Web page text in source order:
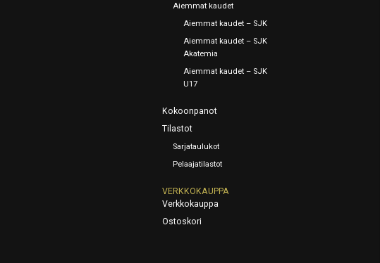
Aiemmat kaudet
Aiemmat kaudet – SJK
Aiemmat kaudet – SJK
Akatemia
Aiemmat kaudet – SJK
U17
Kokoonpanot
Tilastot
Sarjataulukot
Pelaajatilastot
VERKKOKAUPPA
Verkkokauppa
Ostoskori